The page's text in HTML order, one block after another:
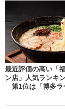
最近評価の高い「
ン店」人気ランキ
第1位は「博多ラ